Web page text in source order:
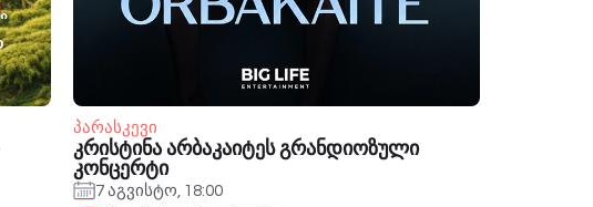
პარასკევი
კრისტინა არბაკაიტეს გრანდიოზული
კონცერტი
7 აგვისტო, 18:00